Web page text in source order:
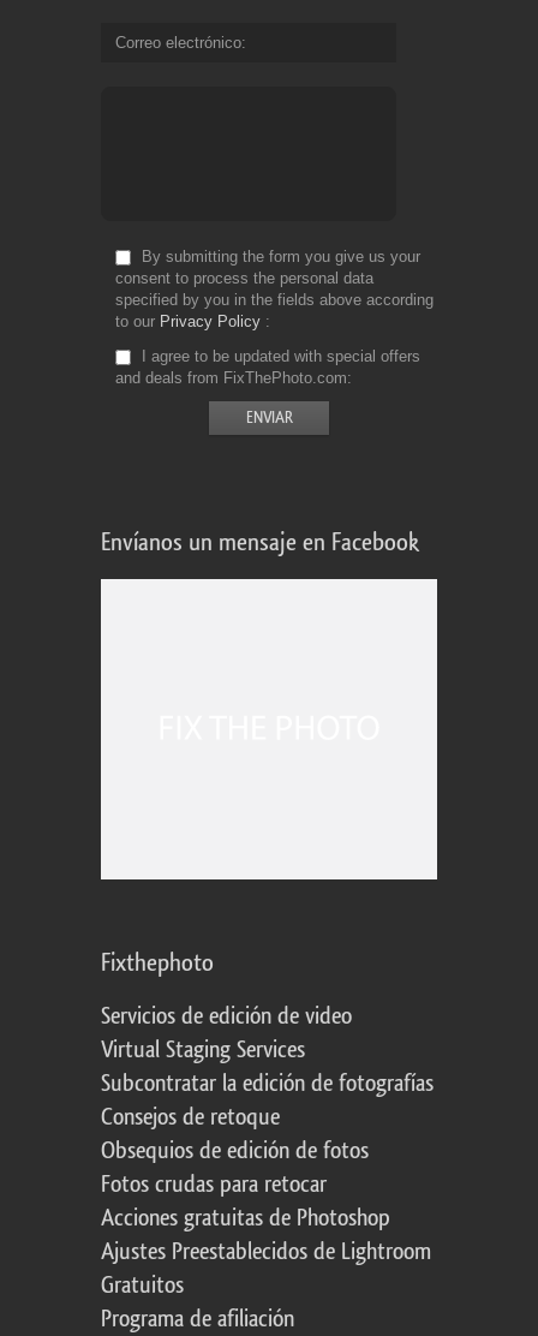
Correo electrónico
By submitting the form you give us your
consent to process the personal data
specified by you in the fields above according
to our Privacy Policy
I agree to be updated with special offers
and deals from FixThePhoto.com
Envíanos un mensaje en Facebook
Fixthephoto
Servicios de edición de video
Virtual Staging Services
Subcontratar la edición de fotografías
Consejos de retoque
Obsequios de edición de fotos
Fotos crudas para retocar
Acciones gratuitas de Photoshop
Ajustes Preestablecidos de Lightroom
Gratuitos
Programa de afiliación